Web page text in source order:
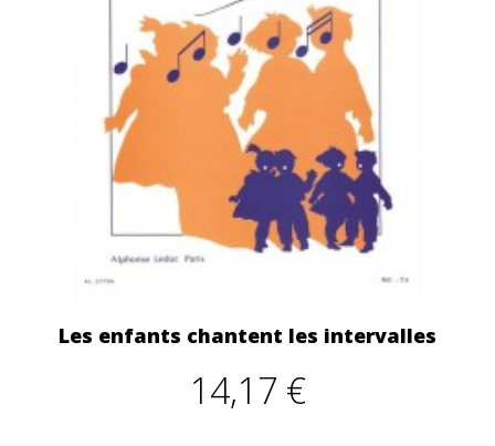
Les enfants chantent les intervalles
14,17 €